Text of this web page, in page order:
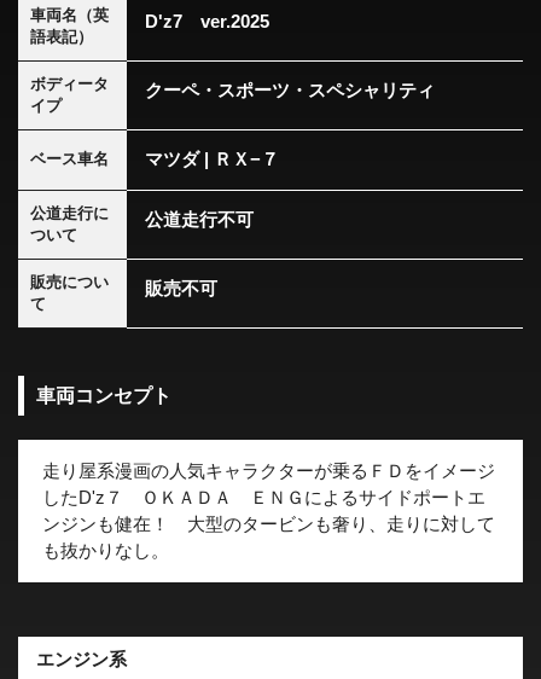
車両名（英
語表記）
D'z7 ver.2025
ボディータ
イプ
クーペ・スポーツ・スペシャリティ
ベース車名 マツダ | ＲＸ−７
公道走行に
ついて
公道走行不可
販売につい
て
販売不可
車両コンセプト
走り屋系漫画の人気キャラクターが乗るＦＤをイメージ
したD'z７ ＯＫＡＤＡ ＥＮＧによるサイドポートエ
ンジンも健在！ 大型のタービンも奢り、走りに対して
も抜かりなし。
エンジン系